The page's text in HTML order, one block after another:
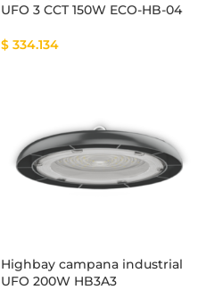
UFO 3 CCT 150W ECO-HB-04
$ 334.134
Highbay campana industrial
UFO 200W HB3A3